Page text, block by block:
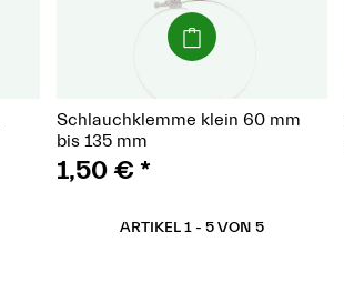
(Paket)
Schlauchklemme klein 60 mm
bis 135 mm
1,50 €*
ARTIKEL 1 - 5 VON 5